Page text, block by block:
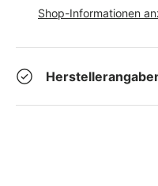
Shop-Informationen